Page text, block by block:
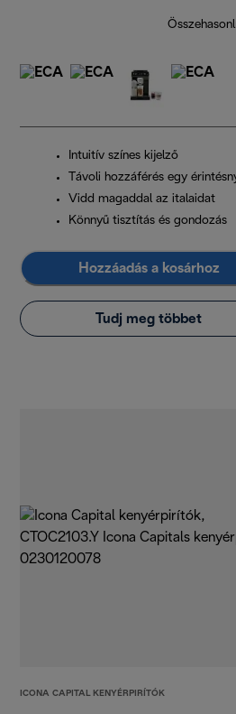
Intuitív színes kijelző
Távoli hozzáférés egy
Vidd magaddal az italaidat
Könnyű tisztítás és gondozás
Hozzáadás a kosárhoz
Tudj meg többet
ICONA CAPITAL KENYÉRPIRÍTÓK